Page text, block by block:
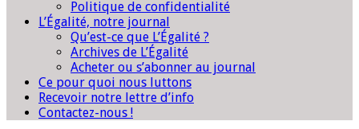
Politique de confidentialité
L’Égalité, notre journal
Qu’est-ce que L’Égalité ?
Archives de L’Égalité
Acheter ou s’abonner au journal
Ce pour quoi nous luttons
Recevoir notre lettre d’info
Contactez-nous !